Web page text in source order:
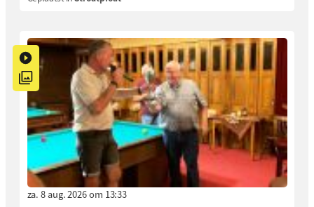
za. 8 aug. 2026 om 13:33